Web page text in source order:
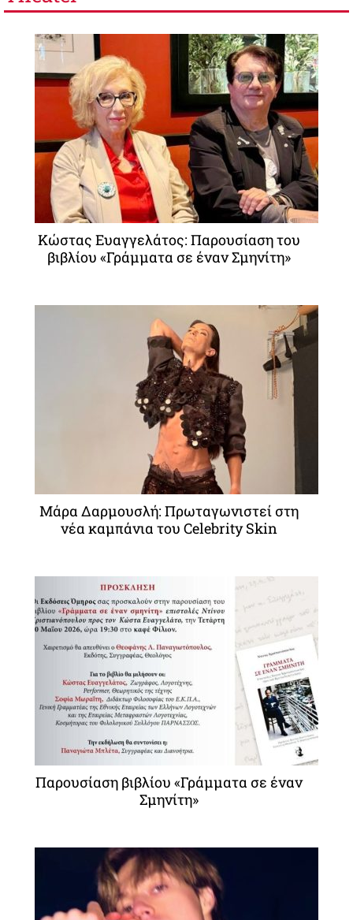
Κώστας Ευαγγελάτος: Παρουσίαση του
βιβλίου «Γράμματα σε έναν Σμηνίτη»
Μάρα Δαρμουσλή: Πρωταγωνιστεί στη
νέα καμπάνια του Celebrity Skin
Παρουσίαση βιβλίου «Γράμματα σε έναν
Σμηνίτη»